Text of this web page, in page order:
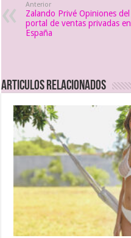
Anterior
Zalando Privé Opiniones del
portal de ventas privadas en
España
Articulos relacionados